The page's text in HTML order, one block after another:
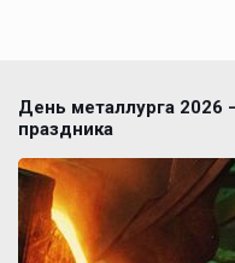
День металлурга 2026
праздника